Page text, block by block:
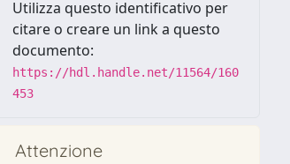
Utilizza questo identificativo per
citare o creare un link a questo
documento:
https://hdl.handle.net/11564/160
453
Attenzione